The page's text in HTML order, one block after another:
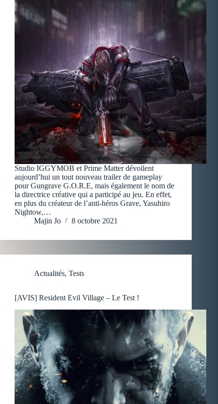
Studio IGGYMOB et Prime Matter dévoilent
aujourd’hui un tout nouveau trailer de gameplay
pour Gungrave G.O.R.E, mais également le nom de
la directrice créative qui a participé au jeu. En effet,
en plus du créateur de l’anti-héros Grave, Yasuhiro
Nightow,…
Majin Jo
8 octobre 2021
Actualités, Tests
[AVIS] Resident Evil Village – Le Test !